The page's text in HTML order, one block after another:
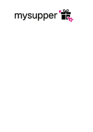
Inhalt